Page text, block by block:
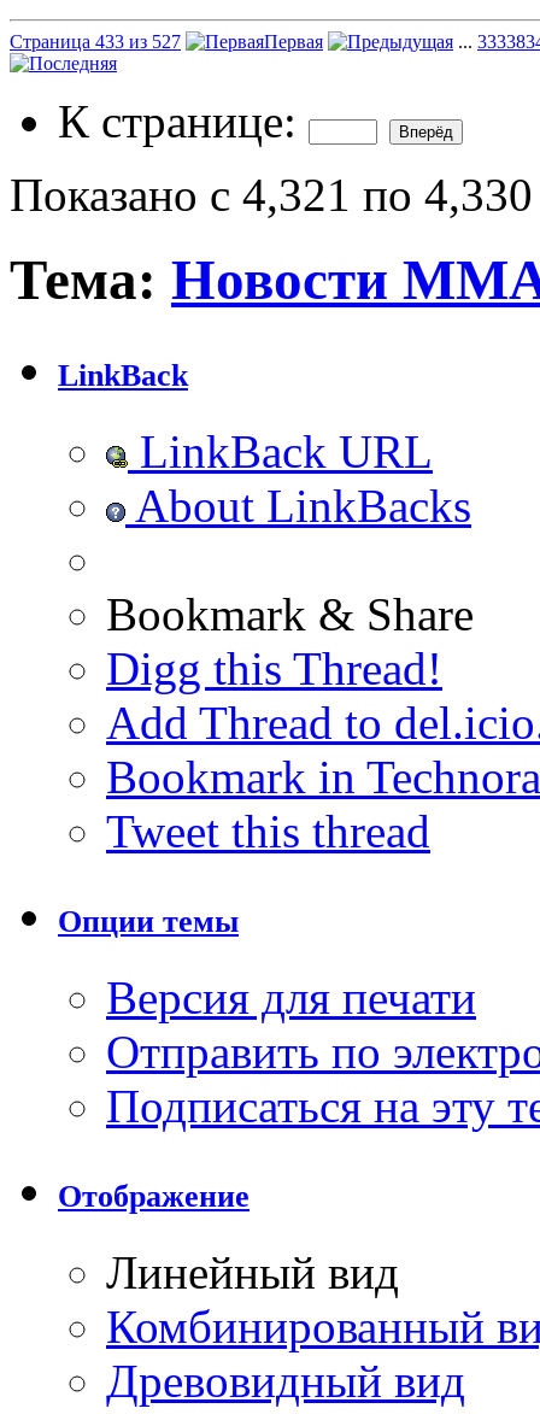
Страница 433 из 527 Первая ... 333383
К странице:
Показано с 4,321 по
Тема: Новости
LinkBack
LinkBack URL
About LinkBacks
Bookmark & Share
Digg this Thread!
Add Thread to
Bookmark in
Tweet this thread
Опции темы
Версия для печати
Отправить по
Подписаться на эту
Отображение
Линейный вид
Комбинированный
Древовидный вид